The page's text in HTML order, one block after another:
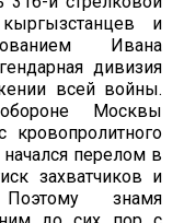
и
Ивана
дивизия
всей войны.
Москвы
перелом в
захватчиков и
знамя